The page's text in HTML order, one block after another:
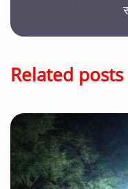
Related posts